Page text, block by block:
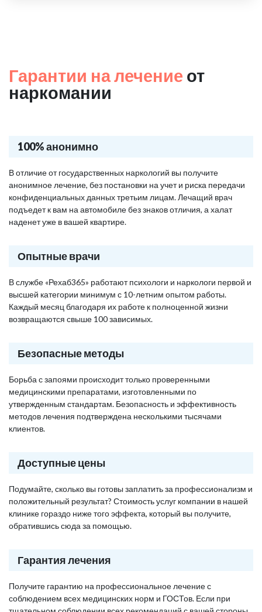
Гарантии на лечение от
наркомании
100% анонимно
В отличие от государственных наркологий вы получите
анонимное лечение, без постановки на учет и риска передачи
конфиденциальных данных третьим лицам. Лечащий врач
подъедет к вам на автомобиле без знаков отличия, а халат
наденет уже в вашей квартире.
Опытные врачи
В службе «Рехаб365» работают психологи и наркологи первой и
высшей категории минимум с 10-летним опытом работы.
Каждый месяц благодаря их работе к полноценной жизни
возвращаются свыше 100 зависимых.
Безопасные методы
Борьба с запоями происходит только проверенными
медицинскими препаратами, изготовленными по
утвержденным стандартам. Безопасность и эффективность
методов лечения подтверждена несколькими тысячами
клиентов.
Доступные цены
Подумайте, сколько вы готовы заплатить за профессионализм и
положительный результат? Стоимость услуг компании в нашей
клинике гораздо ниже того эффекта, который вы получите,
обратившись сюда за помощью.
Гарантия лечения
Получите гарантию на профессиональное лечение с
соблюдением всех медицинских норм и ГОСТов. Если при